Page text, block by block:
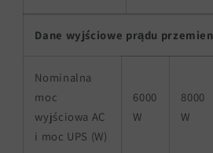
Dane wyjściowe prądu
Nominalna
moc
wyjściowa AC
i moc UPS (W)
6000
W
8000
W